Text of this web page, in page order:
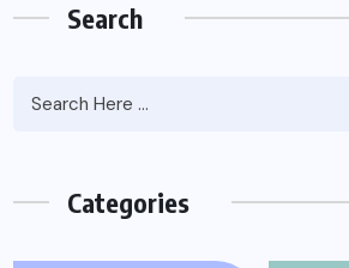
Search
Categories